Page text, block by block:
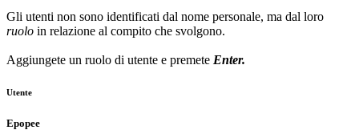
Gli utenti non sono identificati dal nome personale, ma dal loro
ruolo in relazione al compito che svolgono.
Aggiungete un ruolo di utente e premete Enter.
Utente
Epopee